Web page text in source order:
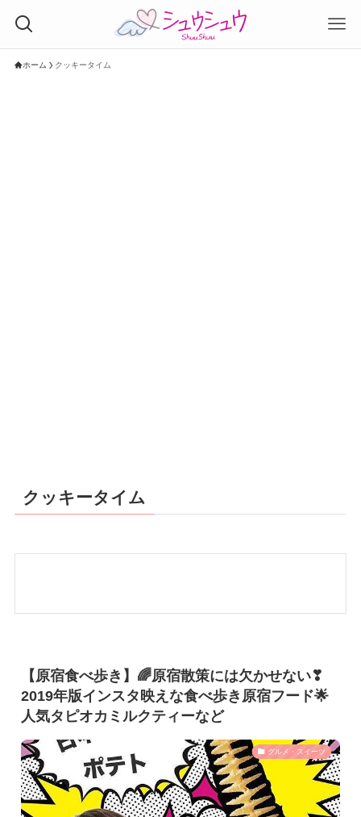
ホーム クッキータイム
クッキータイム
【原宿食べ歩き】🌈原宿散策には欠かせない❣
2019年版インスタ映えな食べ歩き原宿フード🌟
人気タピオカミルクティーなど
グルメ・スイーツ